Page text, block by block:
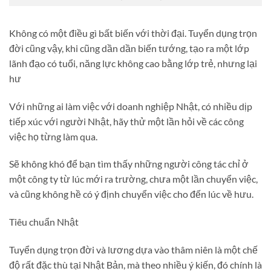
Không có một điều gì bất biến với thời đại. Tuyển dụng trọn
đời cũng vậy, khi cũng dần dần biến tướng, tạo ra một lớp
lãnh đạo có tuổi, năng lực không cao bằng lớp trẻ, nhưng lại
hư
Với những ai làm việc với doanh nghiệp Nhật, có nhiều dịp
tiếp xúc với người Nhật, hãy thử một lần hỏi về các công
việc họ từng làm qua.
Sẽ không khó để bạn tìm thấy những người công tác chỉ ở
một công ty từ lúc mới ra trường, chưa một lần chuyển việc,
và cũng không hề có ý định chuyển việc cho đến lúc về hưu.
Tiêu chuẩn Nhật
Tuyển dụng trọn đời và lương dựa vào thâm niên là một chế
độ rất đặc thù tại Nhật Bản, mà theo nhiều ý kiến, đó chính là